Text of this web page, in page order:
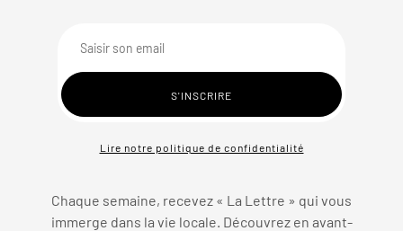
Lire notre politique de confidentialité
Chaque semaine, recevez « La Lettre » qui vous
immerge dans la vie locale. Découvrez en avant-